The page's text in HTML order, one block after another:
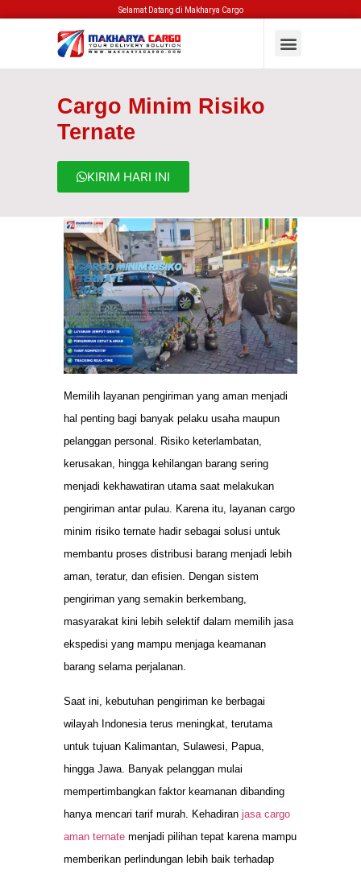
Selamat Datang di Makharya Cargo
Cargo Minim Risiko
Ternate
KIRIM HARI INI
Memilih layanan pengiriman yang aman menjadi
hal penting bagi banyak pelaku usaha maupun
pelanggan personal. Risiko keterlambatan,
kerusakan, hingga kehilangan barang sering
menjadi kekhawatiran utama saat melakukan
pengiriman antar pulau. Karena itu, layanan cargo
minim risiko ternate hadir sebagai solusi untuk
membantu proses distribusi barang menjadi lebih
aman, teratur, dan efisien. Dengan sistem
pengiriman yang semakin berkembang,
masyarakat kini lebih selektif dalam memilih jasa
ekspedisi yang mampu menjaga keamanan
barang selama perjalanan.
Saat ini, kebutuhan pengiriman ke berbagai
wilayah Indonesia terus meningkat, terutama
untuk tujuan Kalimantan, Sulawesi, Papua,
hingga Jawa. Banyak pelanggan mulai
mempertimbangkan faktor keamanan dibanding
hanya mencari tarif murah. Kehadiran jasa cargo
aman ternate menjadi pilihan tepat karena mampu
memberikan perlindungan lebih baik terhadap